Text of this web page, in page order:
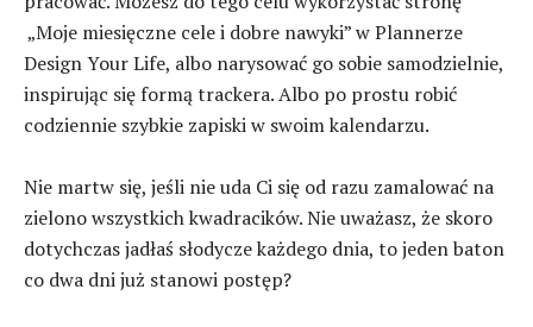
„Moje miesięczne cele i dobre nawyki” w Plannerze
Design Your Life, albo narysować go sobie samodzielnie,
inspirując się formą trackera. Albo po prostu robić
codziennie szybkie zapiski w swoim kalendarzu.
Nie martw się, jeśli nie uda Ci się od razu zamalować na
zielono wszystkich kwadracików. Nie uważasz, że skoro
dotychczas jadłaś słodycze każdego dnia, to jeden baton
co dwa dni już stanowi postęp?